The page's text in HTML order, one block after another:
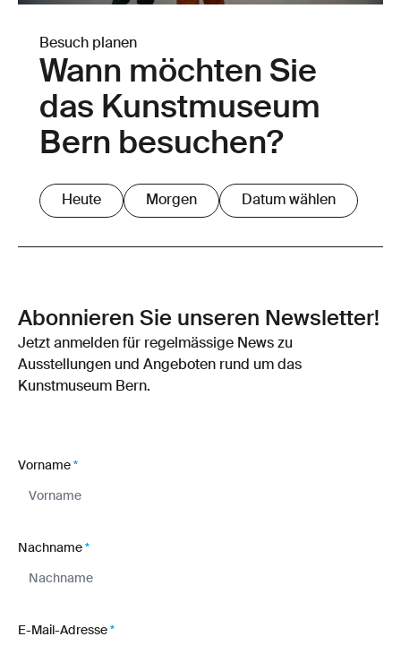
Besuch planen
Wann möchten Sie
das Kunstmuseum
Bern besuchen?
Heute Morgen Datum wählen
Abonnieren Sie unseren Newsletter!
Jetzt anmelden für regelmässige News zu
Ausstellungen und Angeboten rund um das
Kunstmuseum Bern.
Vorname *
Nachname *
E-Mail-Adresse *